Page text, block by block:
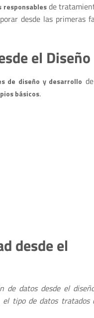
de
desde las primeras
el Diseño
de diseño y desarrollo
básicos.
desde el
de datos desde el
tipo de datos tratados